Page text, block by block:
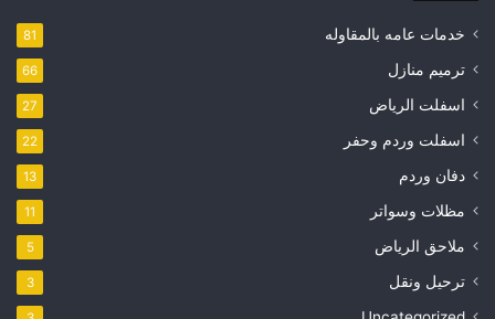
خدمات عامه بالمقاوله 81
ترميم منازل 66
اسفلت الرياض 27
اسفلت وردم وحفر 22
دفان وردم 13
مظلات وسواتر 11
ملاحق الرياض 5
ترحيل ونقل 3